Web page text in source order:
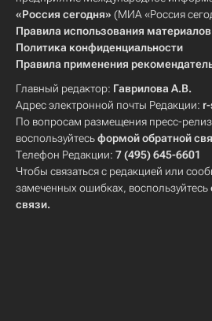
«Россия сегодня» (МИА «Россия
Правила использования материалов
Политика конфиденциальности
Правила применения
Главный редактор: Гаврилова А.В.
Адрес электронной почты Редакции:
По вопросам размещения пресс-
воспользуйтесьформой обратной
Телефон Редакции: 7 (495) 645-6601
Чтобы связаться с редакцией или
замеченных ошибках, воспользуйтесь
связи.